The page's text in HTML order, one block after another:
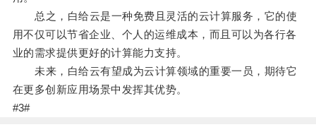
总之，白给云是一种免费且灵活的云计算服务，它的使
用不仅可以节省企业、个人的运维成本，而且可以为各行各
业的需求提供更好的计算能力支持。
未来，白给云有望成为云计算领域的重要一员，期待它
在更多创新应用场景中发挥其优势。
#3#